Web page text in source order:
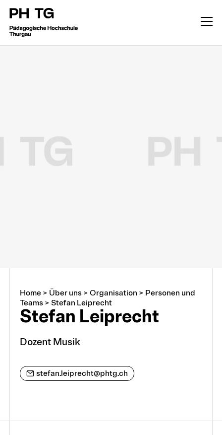
Über uns
Arbeiten an der PHTG
Lehrstellen
Home> Über uns> Organisation > Personen und
Teams> Stefan Leiprecht
Stefan Leiprecht
Dozent Musik
stefan.leiprecht@phtg.ch